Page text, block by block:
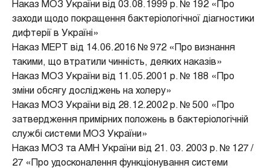
Наказ МОЗ України від 03.08.1999 р. № 192 «Про
заходи щодо покращення бактеріологічної діагностики
дифтерії в Україні»
Наказ МЕРТ від 14.06.2016 № 972 «Про визнання
такими, що втратили чинність, деяких наказів»
Наказ МОЗ України від 11.05.2001 р. № 188 «Про
зміни обсягу досліджень на холеру»
Наказ МОЗ України від 28.12.2002 р. № 500 «Про
затвердження примірних положень в бактеріологічній
службі системи МОЗ України»
Наказ МОЗ та АМН України від 21. 03. 2003 р. № 127 /
27 «Про удосконалення функціонування системи